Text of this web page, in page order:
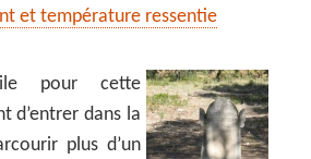
et température ressentie
pour cette
d’entrer dans la
plus d’un